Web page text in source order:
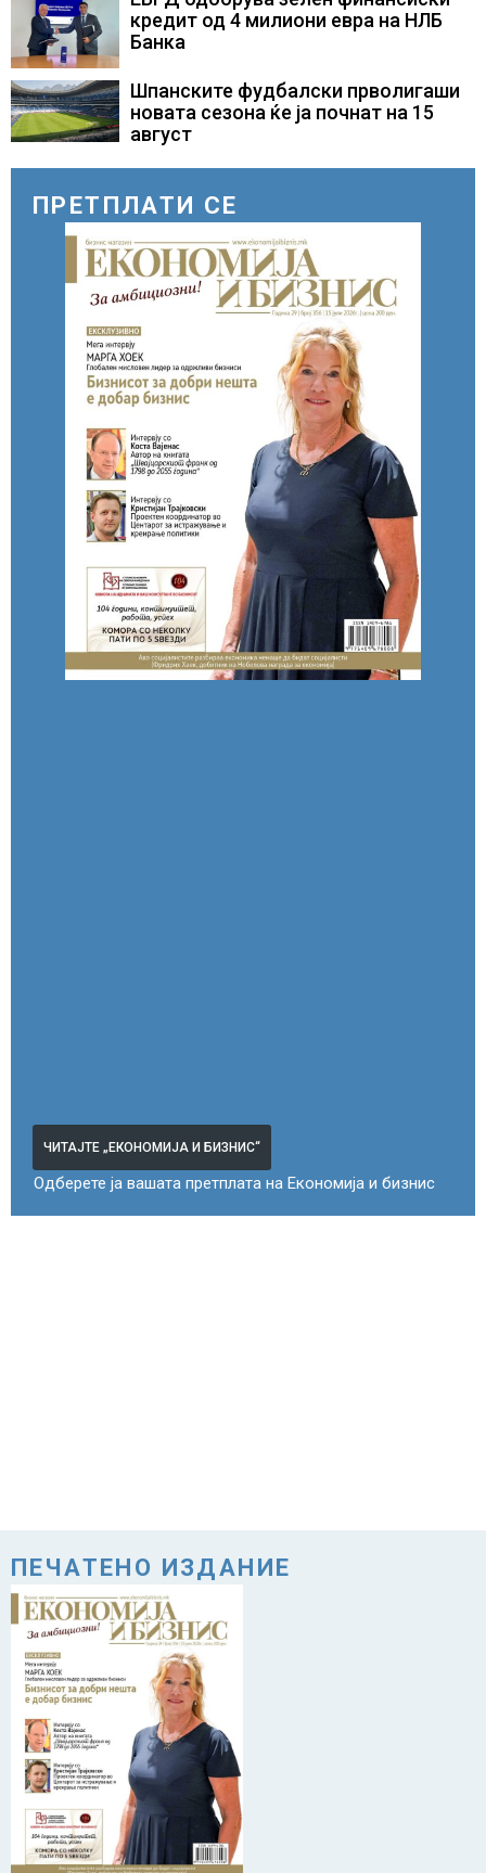
кредит од 4 милиони евра на НЛБ
Банка
Шпанските фудбалски прволигаши
новата сезона ќе ја почнат на 15
август
ПРЕТПЛАТИ СЕ
ЧИТАЈТЕ „ЕКОНОМИЈА И БИЗНИС“
Одберете ја вашата претплата на Економија и бизнис
ПЕЧАТЕНО ИЗДАНИЕ